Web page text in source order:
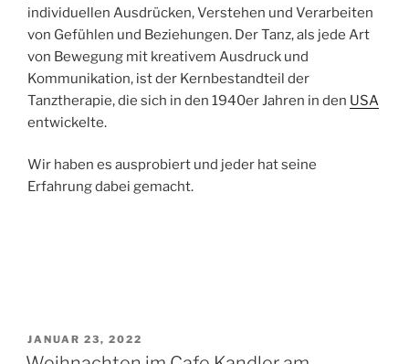
individuellen Ausdrücken, Verstehen und Verarbeiten
von Gefühlen und Beziehungen. Der Tanz, als jede Art
von Bewegung mit kreativem Ausdruck und
Kommunikation, ist der Kernbestandteil der
Tanztherapie, die sich in den 1940er Jahren in den USA
entwickelte.
Wir haben es ausprobiert und jeder hat seine
Erfahrung dabei gemacht.
VERÖFFENTLICHT
AM
JANUAR 23, 2022